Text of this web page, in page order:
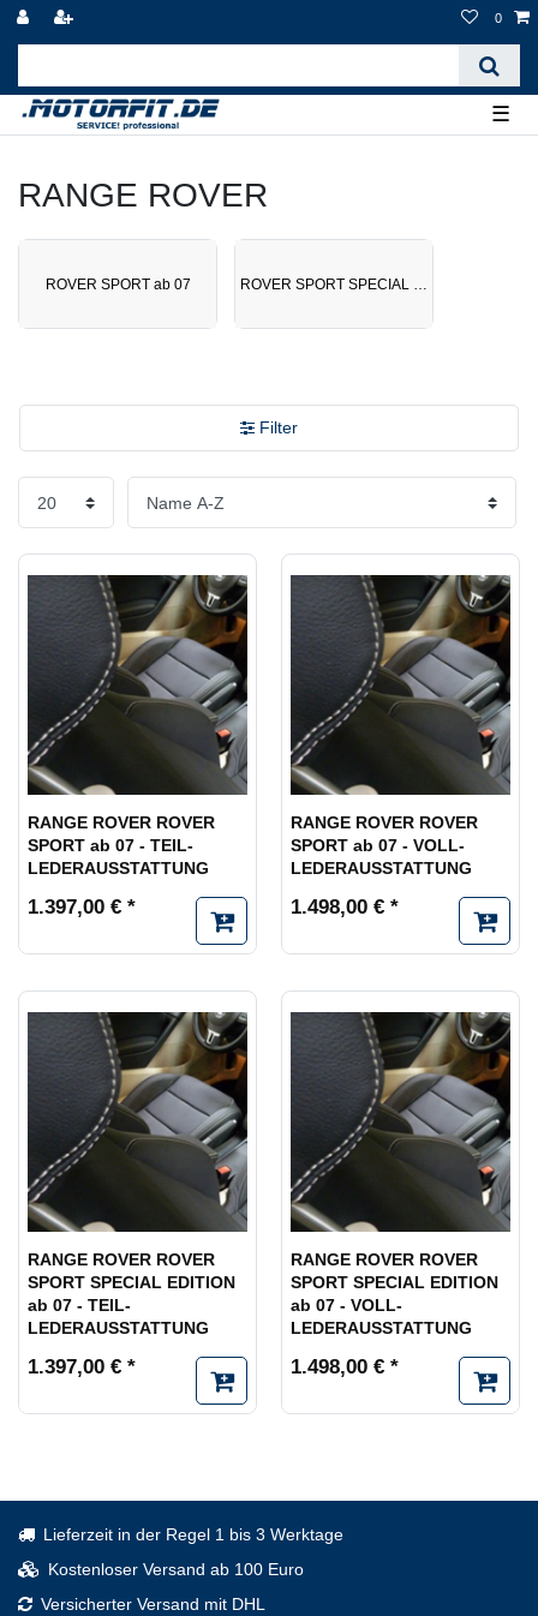
0
☰
RANGE ROVER
ROVER SPORT ab 07
Filter
RANGE ROVER ROVER
SPORT ab 07 - TEIL-
LEDERAUSSTATTUNG
1.397,00 € *
RANGE ROVER ROVER
SPORT ab 07 - VOLL-
LEDERAUSSTATTUNG
1.498,00 € *
RANGE ROVER ROVER
SPORT SPECIAL EDITION
ab 07 - TEIL-
LEDERAUSSTATTUNG
1.397,00 € *
RANGE ROVER ROVER
SPORT SPECIAL EDITION
ab 07 - VOLL-
LEDERAUSSTATTUNG
1.498,00 € *
Lieferzeit in der Regel 1 bis 3 Werktage
Kostenloser Versand ab 100 Euro
Versicherter Versand mit DHL